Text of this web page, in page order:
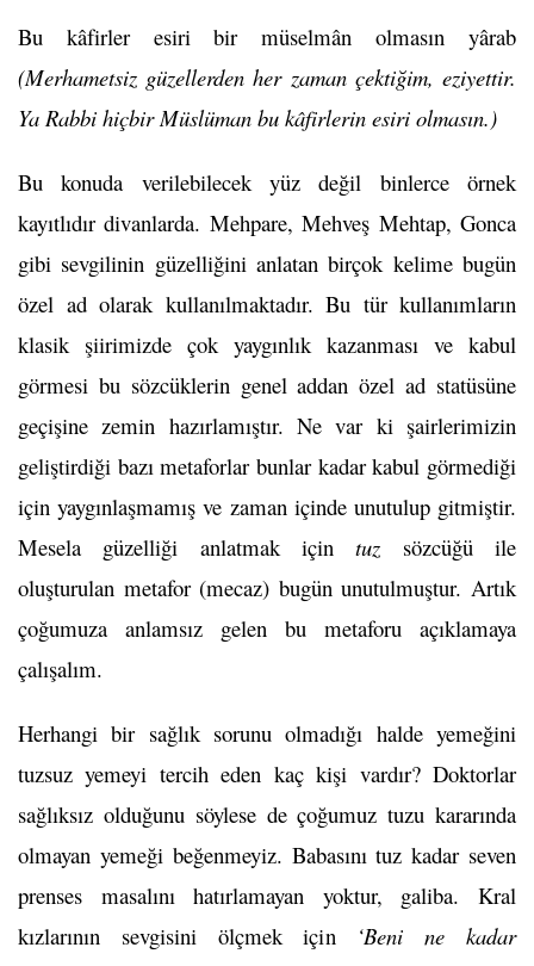
Bu kâfirler esiri bir müselmân olmasın yârab
(Merhametsiz güzellerden her zaman çektiğim, eziyettir.
Ya Rabbi hiçbir Müslüman bu kâfirlerin esiri olmasın.)
Bu konuda verilebilecek yüz değil binlerce örnek
kayıtlıdır divanlarda. Mehpare, Mehveş Mehtap, Gonca
gibi sevgilinin güzelliğini anlatan birçok kelime bugün
özel ad olarak kullanılmaktadır. Bu tür kullanımların
klasik şiirimizde çok yaygınlık kazanması ve kabul
görmesi bu sözcüklerin genel addan özel ad statüsüne
geçişine zemin hazırlamıştır. Ne var ki şairlerimizin
geliştirdiği bazı metaforlar bunlar kadar kabul görmediği
için yaygınlaşmamış ve zaman içinde unutulup gitmiştir.
Mesela güzelliği anlatmak içintuz sözcüğü ile
oluşturulan metafor (mecaz) bugün unutulmuştur. Artık
çoğumuza anlamsız gelen bu metaforu açıklamaya
çalışalım.
Herhangi bir sağlık sorunu olmadığı halde yemeğini
tuzsuz yemeyi tercih eden kaç kişi vardır? Doktorlar
sağlıksız olduğunu söylese de çoğumuz tuzu kararında
olmayan yemeği beğenmeyiz. Babasını tuz kadar seven
prenses masalını hatırlamayan yoktur, galiba. Kral
kızlarının sevgisini ölçmek için
‘Beni ne kadar